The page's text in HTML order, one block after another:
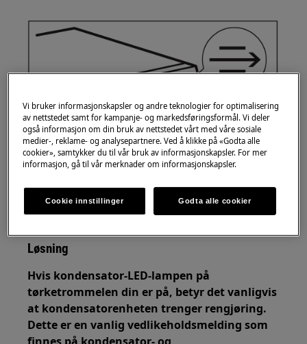
Gjelder for
Tørketrommel med varmepumpe
Tørketrommel med kondensator
Løsning
Hvis kondensator-LED-lampen på
tørketrommelen din er på, betyr det vanligvis
at kondensatorenheten trenger rengjøring.
Dette er en vanlig vedlikeholdsmelding som
Vi bruker informasjonskapsler og andre teknologier for optimalisering
av nettstedet samt for kampanje- og markedsføringsformål. Vi deler
også informasjon om din bruk av nettstedet vårt med våre sosiale
medier-, reklame- og analysepartnere. Ved å klikke på «Godta alle
cookier», samtykker du til vår bruk av informasjonskapsler. For mer
informasjon, gå til vår merknader om informasjonskapsler.
Cookie innstillinger Godta alle cookier